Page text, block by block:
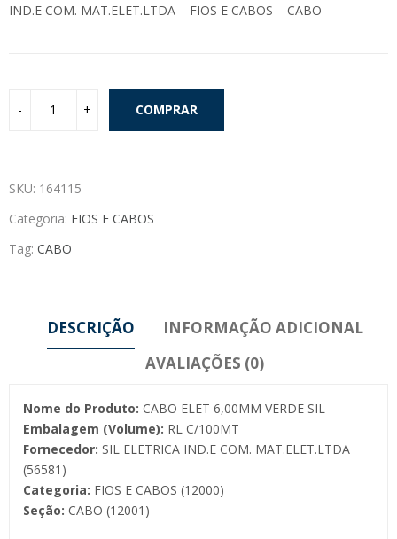
IND.E COM. MAT.ELET.LTDA – FIOS E CABOS – CABO
COMPRAR
SKU: 164115
Categoria: FIOS E CABOS
Tag: CABO
DESCRIÇÃO
INFORMAÇÃO ADICIONAL
AVALIAÇÕES (0)
Nome do Produto: CABO ELET 6,00MM VERDE SIL
Embalagem (Volume): RL C/100MT
Fornecedor: SIL ELETRICA IND.E COM. MAT.ELET.LTDA
(56581)
Categoria: FIOS E CABOS (12000)
Seção: CABO (12001)